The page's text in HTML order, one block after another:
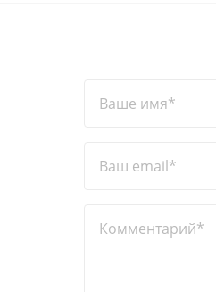
Ваше имя*
Ваш email*
Комментарий*